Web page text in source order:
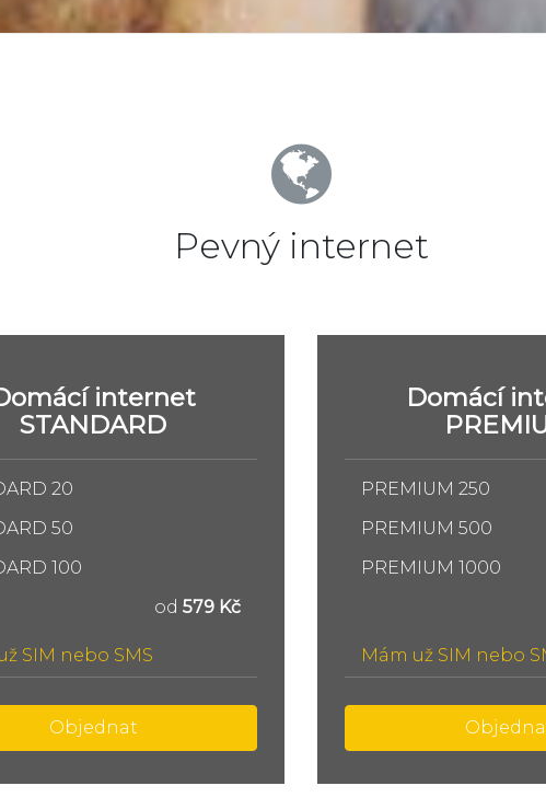
Pevný internet
internet
STANDARD
20
50
100
od 579 Kč
SIM nebo SMS
Objednat
Domácí
PREMIUM 250
PREMIUM 500
PREMIUM 1000
Mám už SIM nebo